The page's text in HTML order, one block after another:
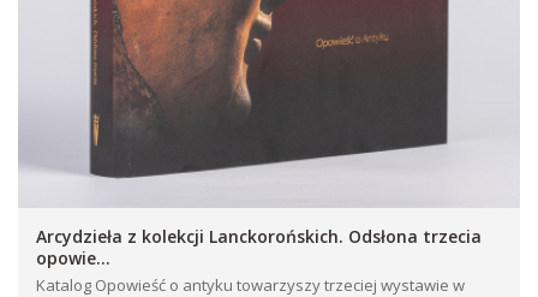
Arcydzieła z kolekcji Lanckorońskich. Odsłona trzecia
opowie...
Katalog Opowieść o antyku towarzyszy trzeciej wystawie w